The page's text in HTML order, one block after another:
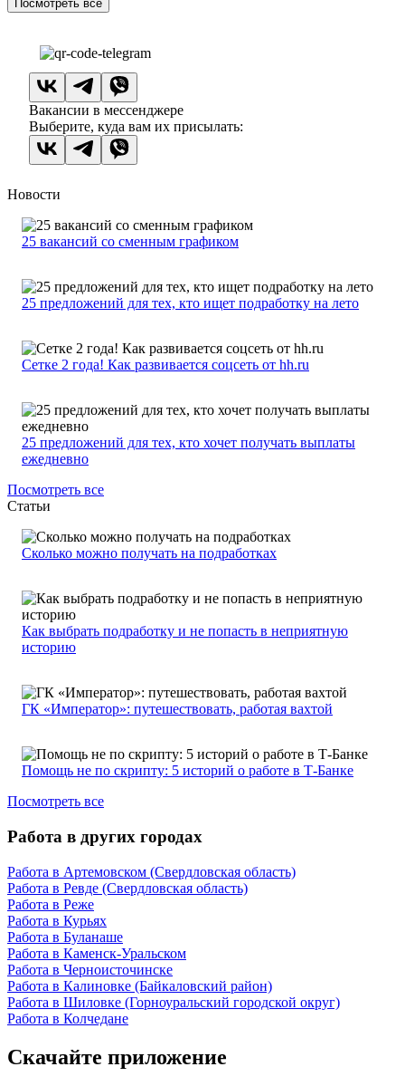
Посмотреть все
Вакансии в мессенджере
Выберите, куда вам их присылать:
Новости
25 вакансий со сменным графиком
25 предложений для тех, кто ищет подработку на лето
Сетке 2 года! Как развивается соцсеть от hh.ru
25 предложений для тех, кто хочет получать выплаты
ежедневно
Посмотреть все
Статьи
Сколько можно получать на подработках
Как выбрать подработку и не попасть в неприятную
историю
ГК «Император»: путешествовать, работая вахтой
Помощь не по скрипту: 5 историй о работе в Т-Банке
Посмотреть все
Работа в других городах
Работа в Артемовском (Свердловская область)
Работа в Ревде (Свердловская область)
Работа в Реже
Работа в Курьях
Работа в Буланаше
Работа в Каменск-Уральском
Работа в Черноисточинске
Работа в Калиновке (Байкаловский район)
Работа в Шиловке (Горноуральский городской округ)
Работа в Колчедане
Скачайте приложение